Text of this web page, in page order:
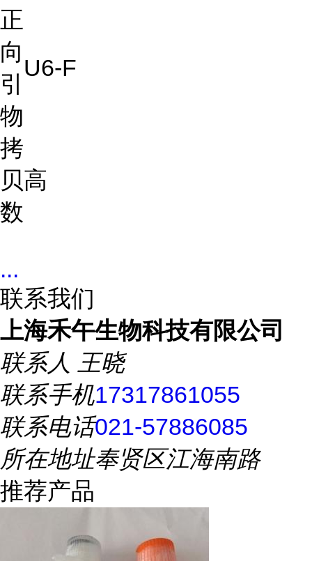
正
向
引
物
U6-F
拷
贝
数
高
...
联系我们
上海禾午生物科技有限公司
联系人 王晓
联系手机17317861055
联系电话021-57886085
所在地址奉贤区江海南路
推荐产品